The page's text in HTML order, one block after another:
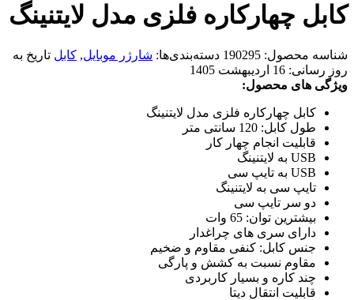
کابل چهارکاره فلزی مدل لایتنینگ
شناسه محصول: 190295 دسته‌بندی‌ها: شارژر موبایل, کابل تاریخ به
روز رسانی: 16 اردیبهشت 1405
ویژگی های محصول:
کابل چهارکاره فلزی مدل لایتنینگ
طول کابل: 120 سانتی متر
قابلیت انجام چهار کار
USB به لایتنینگ
USB به تایپ سی
تایپ سی به لایتنینگ
دو سر تایپ سی
بیشترین توان: 65 وات
دارای سری های چراغدار
جنس کابل: کنفی مقاوم و ضخیم
مقاوم نسبت به کشش و پارگی
چند کاره و بسیار کاربردی
قابلیت انتقال دیتا